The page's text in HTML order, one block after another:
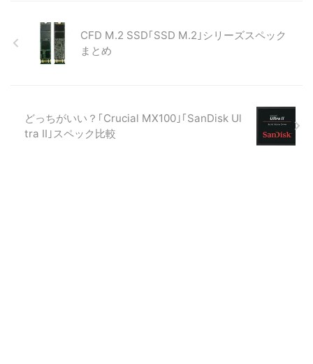
CFD M.2 SSD｢SSD M.2｣シリーズスペック
まとめ
どっちがいい？｢Crucial MX100｣｢SanDisk Ul
tra II｣スペック比較